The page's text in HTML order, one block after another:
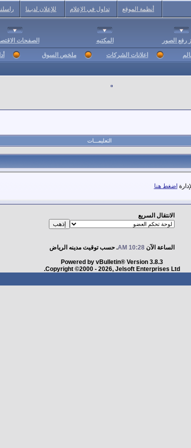
أنظمة الموقع تداول في الإعلام للإعلان لديـنا
رفع الصور المكتبه الصفحات
اعلانات الشركات ملخص السوق
التعليمـــات
اضغط هنا
الانتقال السريع
الساعة الآن10:28 AM . حسب توقيت مدينه الرياض
Powered by vBulletin® Version 3.8.3
Copyright ©2000 - 2026, Jelsoft Enterprises Ltd.